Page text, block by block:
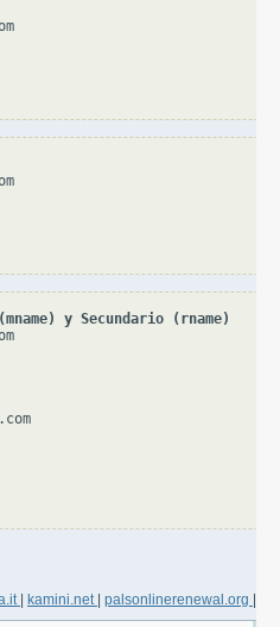
y Secundario (rname)
kamini.net palsonlinerenewal.org